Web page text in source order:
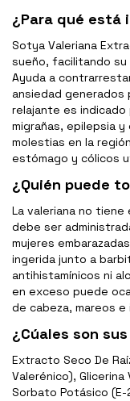
¿Para qué está
Sotya Valeriana
sueño, facilitando su
Ayuda a
ansiedad generados
relajante es
migrañas, epilepsia
molestias en la
estómago y cólicos
¿Quién puede
La valeriana no
debe ser
mujeres
ingerida junto a
antihistamínicos ni
en exceso puede
de cabeza, mareos e
¿Cúales son
Extracto Seco De
Valerénico),
Sorbato Potásico (E-